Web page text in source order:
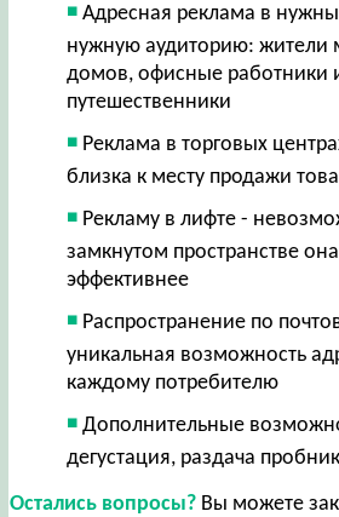
Адресная реклама в
нужную аудиторию: жители
домов, офисные работники
путешественники
Реклама в торговых
близка к месту продажи
Рекламу в лифте -
замкнутом пространстве
эффективнее
Распространение по
уникальная возможность
каждому потребителю
Дополнительные
дегустация, раздача
Остались вопросы?Вы можете